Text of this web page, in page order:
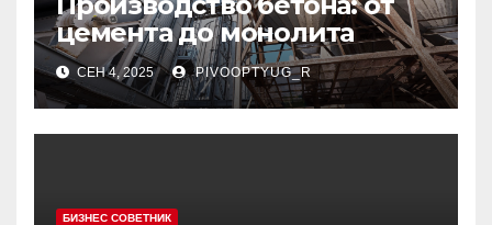
цемента до монолита
СЕН 4, 2025 PIVOOPTYUG_R
БИЗНЕС СОВЕТНИК